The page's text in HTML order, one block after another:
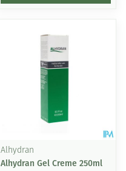
Alhydran
Alhydran Gel Creme 250ml